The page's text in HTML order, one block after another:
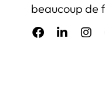
beaucoup de